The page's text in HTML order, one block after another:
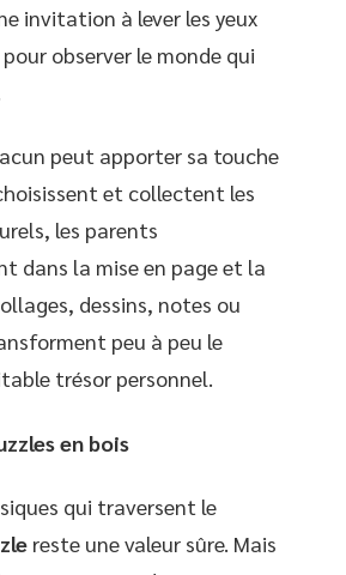
invitation à lever les yeux
observer le monde qui
peut apporter sa touche
et collectent les
les parents
dans la mise en page et la
dessins, notes ou
peu à peu le
trésor personnel.
en bois
qui traversent le
reste une valeur sûre. Mais